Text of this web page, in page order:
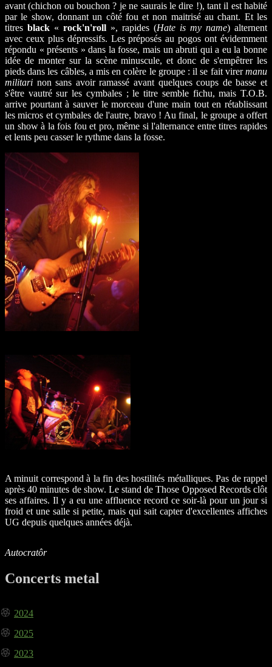
avant (chichon ou bouchon ? je ne saurais le dire !), tant il est habité
par le show, donnant un côté fou et non maitrisé au chant. Et les
titres black « rock'n'roll », rapides (Hate is my name) alternent
avec ceux plus dépressifs. Les préposés au pogos ont évidemment
répondu « présents » dans la fosse, mais un abruti qui a eu la bonne
idée de monter sur la scène minuscule, et donc de s'empêtrer les
pieds dans les câbles, a mis en colère le groupe : il se fait virermanu
militari non sans avoir ramassé avant quelques coups de basse et
s'être vautré sur les cymbales ; le titre semble fichu, mais T.O.B.
arrive pourtant à sauver le morceau d'une main tout en rétablissant
les micros et cymbales de l'autre, bravo ! Au final, le groupe a offert
un show à la fois fou et pro, même si l'alternance entre titres rapides
et lents peu casser le rythme dans la fosse.
A minuit correspond à la fin des hostilités métalliques. Pas de rappel
après 40 minutes de show. Le stand de Those Opposed Records clôt
ses affaires. Il y a eu une affluence record ce soir-là pour un jour si
froid et une salle si petite, mais qui sait capter d'excellentes affiches
UG depuis quelques années déjà.
Autocratôr
Concerts metal
2024
2025
2023